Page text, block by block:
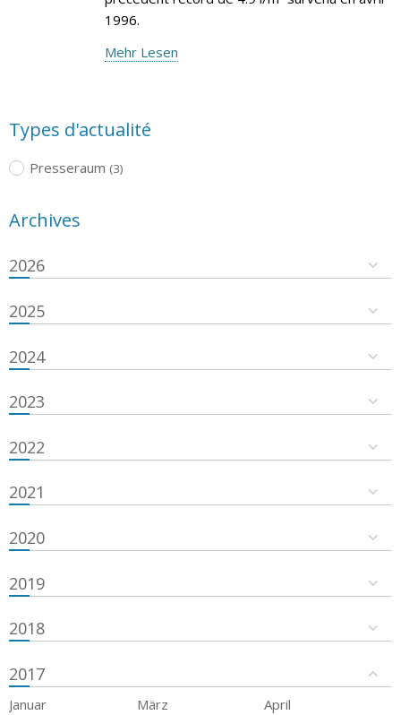
1996.
Mehr Lesen
Types d'actualité
Presseraum (3)
Archives
2026
2025
2024
2023
2022
2021
2020
2019
2018
2017
Januar März
April